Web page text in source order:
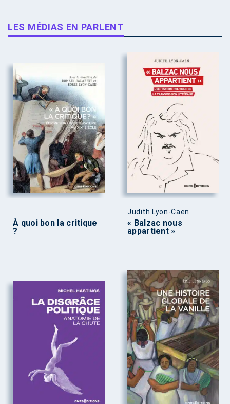
LES MÉDIAS EN PARLENT
À quoi bon la critique
?
Judith Lyon-Caen
« Balzac nous
appartient »